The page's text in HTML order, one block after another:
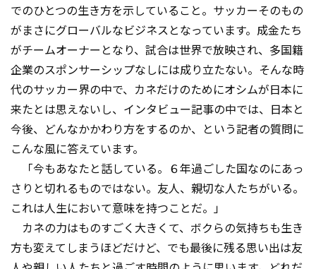
でのひとつの生き方を示していること。サッカーそのもの
がまさにグローバルなビジネスとなっています。成金たち
がチームオーナーとなり、試合は世界で放映され、多国籍
企業のスポンサーシップなしには成り立たない。そんな時
代のサッカー界の中で、カネだけのためにオシムが日本に
来たとは思えないし、インタビュー記事の中では、日本と
今後、どんなかかわり方をするのか、という記者の質問に
こんな風に答えています。
「今もあなたと話している。６年過ごした国なのにあっ
さりと切れるものではない。友人、親切な人たちがいる。
これは人生において意味を持つことだ。」
カネの力はものすごく大きくて、ボクらの気持ちも生き
方も変えてしまうほどだけど、でも最後に残る思い出は友